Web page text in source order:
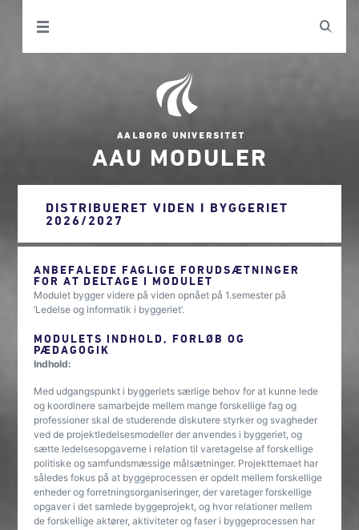
AAU MODULER
DISTRIBUERET VIDEN I BYGGERIET
2026/2027
ANBEFALEDE FAGLIGE FORUDSÆTNINGER
FOR AT DELTAGE I MODULET
Modulet bygger videre på viden opnået på 1.semester på
’Ledelse og informatik i byggeriet’.
MODULETS INDHOLD, FORLØB OG
PÆDAGOGIK
Indhold:
Med udgangspunkt i byggeriets særlige behov for at kunne lede
og koordinere samarbejde mellem mange forskellige fag og
professioner skal de studerende diskutere styrker og svagheder
ved de projektledelsesmodeller der anvendes i byggeriet, og
sætte ledelsesopgaverne i relation til varetagelse af forskellige
politiske og samfundsmæssige målsætninger. Projekttemaet har
således fokus på at byggeprocessen er opdelt mellem forskellige
enheder og forretningsorganiseringer, der varetager forskellige
opgaver i det samlede byggeprojekt, og hvor relationer mellem
de forskellige aktører, aktiviteter og faser i byggeprocessen har